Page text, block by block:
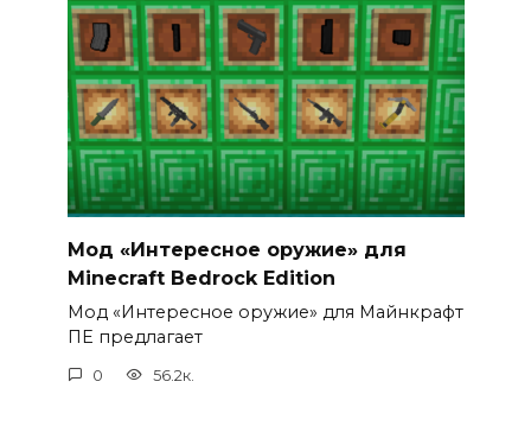
Мод «Интересное оружие» для
Minecraft Bedrock Edition
Мод «Интересное оружие» для Майнкрафт
ПЕ предлагает
0 56.2к.